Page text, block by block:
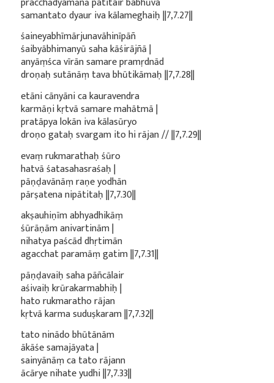
samantato dyaur iva kālameghaiḥ ||7,7.27||
śaineyabhīmārjunavāhinīpāñ
śaibyābhimanyū saha kāśirājñā |
anyāṃśca vīrān samare pramṛdnād
droṇaḥ sutānāṃ tava bhūtikāmaḥ ||7,7.28||
etāni cānyāni ca kauravendra
karmāṇi kṛtvā samare mahātmā |
pratāpya lokān iva kālasūryo
droṇo gataḥ svargam ito hi rājan // ||7,7.29||
evaṃ rukmarathaḥ śūro
hatvā śatasahasraśaḥ |
pāṇḍavānāṃ raṇe yodhān
pārṣatena nipātitaḥ ||7,7.30||
akṣauhiṇīm abhyadhikāṃ
śūrāṇām anivartinām |
nihatya paścād dhṛtimān
agacchat paramāṃ gatim ||7,7.31||
pāṇḍavaiḥ saha pāñcālair
aśivaiḥ krūrakarmabhiḥ |
hato rukmaratho rājan
kṛtvā karma suduṣkaram ||7,7.32||
tato ninādo bhūtānām
ākāśe samajāyata |
sainyānāṃ ca tato rājann
ācārye nihate yudhi ||7,7.33||